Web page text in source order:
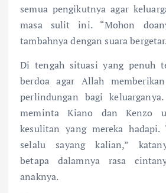
semua pengikutnya agar
masa sulit ini. “Mohon
tambahnya dengan suara
Di tengah situasi yang penuh
berdoa agar Allah
perlindungan bagi
meminta Kiano dan Kenzo
kesulitan yang mereka hadapi.
selalu sayang kalian,”
betapa dalamnya rasa
anaknya.